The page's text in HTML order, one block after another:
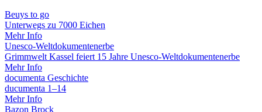
Beuys to go
Unter­wegs zu 7000 Eichen
Mehr Info
Unesco-Welt­do­ku­men­ten­er­be
Grimm­welt Kas­sel fei­ert 15 Jah­re Unesco-Weltdokumentenerbe
Mehr Info
docu­men­ta Geschichte
ducu­men­ta 1–14
Mehr Info
Bazon Brock